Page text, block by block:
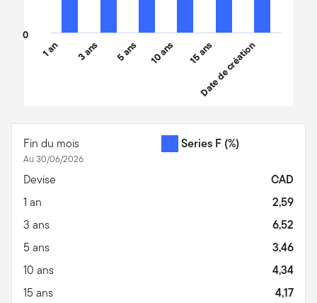
1 an 3 ans 5 ans 10 ans 15 ans
Date de création
0
Fin du mois
Au 30/06/2026
Series F (%)
Devise
CAD
1 an
2,59
3 ans
6,52
5 ans
3,46
10 ans
4,34
15 ans
4,17